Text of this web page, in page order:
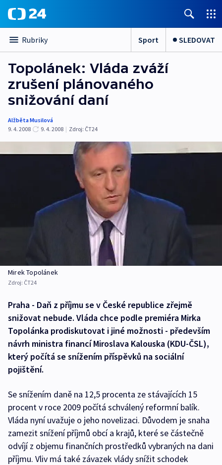
Rubriky Sport SLEDOVAT
Topolánek: Vláda zváží
zrušení plánovaného
snižování daní
Alžběta Musilová
9. 4. 2008
9. 4. 2008 | Zdroj: ČT24
Mirek Topolánek
Zdroj: ČT24
Praha - Daň z příjmu se v České republice zřejmě
snižovat nebude. Vláda chce podle premiéra Mirka
Topolánka prodiskutovat i jiné možnosti - především
návrh ministra financí Miroslava Kalouska (KDU-ČSL),
který počítá se snížením příspěvků na sociální
pojištění.
Se snížením daně na 12,5 procenta ze stávajících 15
procent v roce 2009 počítá schválený reformní balík.
Vláda nyní uvažuje o jeho novelizaci. Důvodem je snaha
zamezit snížení příjmů obcí a krajů, které se částečně
odvíjí z objemu finančních prostředků vybraných na dani
příjmu. Vliv má také závazek vlády snížit schodek